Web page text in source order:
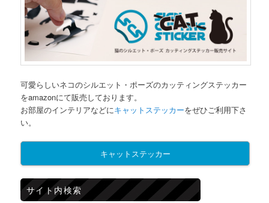
可愛らしいネコのシルエット・ポーズのカッティングステッカー
をamazonにて販売しております。
お部屋のインテリアなどにキャットステッカーをぜひご利用下さ
い。
キャットステッカー
サイト内検索